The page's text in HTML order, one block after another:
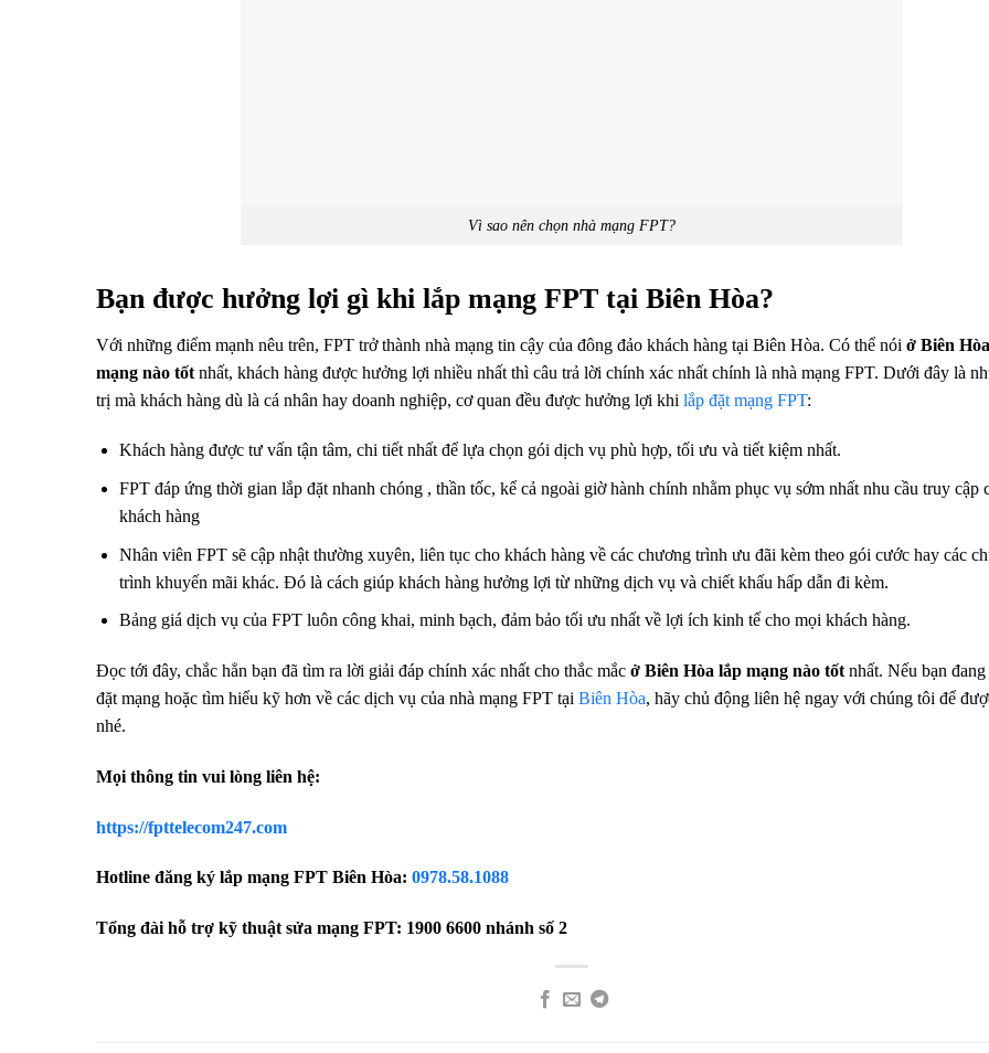
Vì sao nên chọn nhà mạng FPT?
Bạn được hưởng lợi gì khi lắp mạng FPT tại Biên Hòa?
Với những điểm mạnh nêu trên, FPT trở thành nhà mạng tin cậy của đông đảo khách hàng tại Biên Hòa. Có thể nói ở Biên
mạng nào tốt nhất, khách hàng được hưởng lợi nhiều nhất thì câu trả lời chính xác nhất chính là nhà mạng FPT. Dưới đây là
trị mà khách hàng dù là cá nhân hay doanh nghiệp, cơ quan đều được hưởng lợi khi lắp đặt mạng FPT:
Khách hàng được tư vấn tận tâm, chi tiết nhất để lựa chọn gói dịch vụ phù hợp, tối ưu và tiết kiệm nhất.
FPT đáp ứng thời gian lắp đặt nhanh chóng , thần tốc, kể cả ngoài giờ hành chính nhằm phục vụ sớm nhất nhu cầu truy cập
khách hàng
Nhân viên FPT sẽ cập nhật thường xuyên, liên tục cho khách hàng về các chương trình ưu đãi kèm theo gói cước hay các
trình khuyến mãi khác. Đó là cách giúp khách hàng hưởng lợi từ những dịch vụ và chiết khấu hấp dẫn đi kèm.
Bảng giá dịch vụ của FPT luôn công khai, minh bạch, đảm bảo tối ưu nhất về lợi ích kinh tế cho mọi khách hàng.
Đọc tới đây, chắc hẳn bạn đã tìm ra lời giải đáp chính xác nhất cho thắc mắc ở Biên Hòa lắp mạng nào tốt nhất. Nếu bạn
đặt mạng hoặc tìm hiểu kỹ hơn về các dịch vụ của nhà mạng FPT tại Biên Hòa, hãy chủ động liên hệ ngay với chúng tôi để
nhé.
Mọi thông tin vui lòng liên hệ:
https://fpttelecom247.com
Hotline đăng ký lắp mạng FPT Biên Hòa: 0978.58.1088
Tổng đài hỗ trợ kỹ thuật sửa mạng FPT: 1900 6600 nhánh số 2